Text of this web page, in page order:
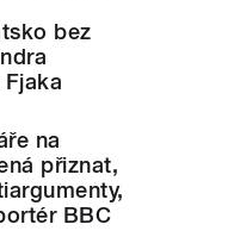
bez
na
přiznat,
BBC